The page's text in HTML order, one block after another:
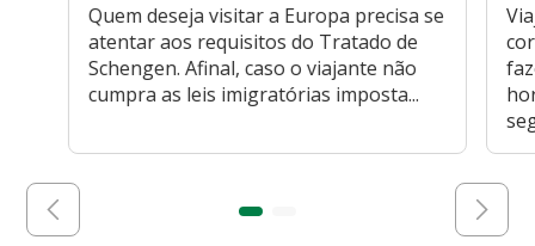
Quem deseja visitar a Europa precisa se
atentar aos requisitos do Tratado de
Schengen. Afinal, caso o viajante não
cumpra as leis imigratórias imposta...